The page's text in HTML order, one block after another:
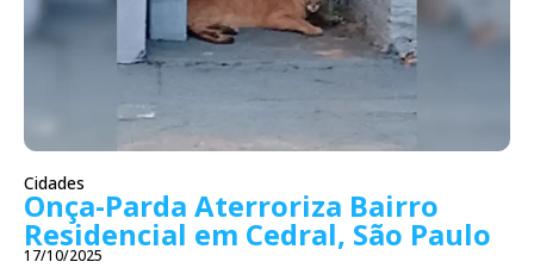
Cidades
Onça-Parda Aterroriza Bairro
Residencial em Cedral, São Paulo
17/10/2025